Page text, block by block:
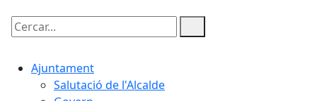
Cercar:
Ajuntament
Salutació de l'Alcalde